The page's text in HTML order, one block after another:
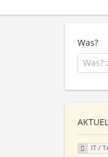
Was?
IT /